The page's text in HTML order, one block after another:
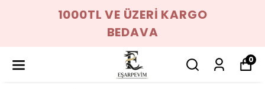
1000TL VE ÜZERİ KARGO
BEDAVA
0